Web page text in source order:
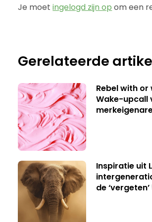
Je moetingelogd zijn op om een
Gerelateerde
Rebel with
Wake-upcall
Inspiratie uit
de